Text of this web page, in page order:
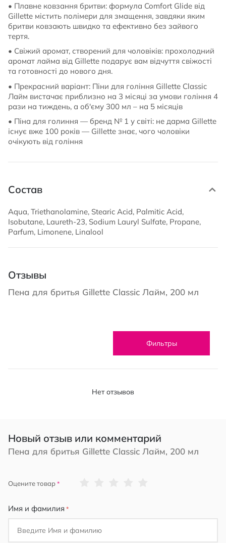
• Плавне ковзання бритви: формула Comfort Glide від
Gillette містить полімери для змащення, завдяки яким
бритви ковзають швидко та ефективно без зайвого
тертя.
• Свіжий аромат, створений для чоловіків: прохолодний
аромат лайма від Gillette подарує вам відчуття свіжості
та готовності до нового дня.
• Прекрасний варіант: Піни для гоління Gillette Classic
Лайм вистачає приблизно на 3 місяці за умови гоління 4
рази на тиждень, а об'єму 300 мл – на 5 місяців
• Піна для голиння — бренд № 1 у світі: не дарма Gillette
існує вже 100 років — Gillette знає, чого чоловіки
очікують від гоління
Состав
Aqua, Triethanolamine, Stearic Acid, Palmitic Acid,
Isobutane, Laureth-23, Sodium Lauryl Sulfate, Propane,
Parfum, Limonene, Linalool
Отзывы
Пена для бритья Gillette Classic Лайм, 200 мл
Фильтры
Нет отзывов
Новый отзыв или комментарий
Пена для бритья Gillette Classic Лайм, 200 мл
Оцените товар
Имя и фамилия